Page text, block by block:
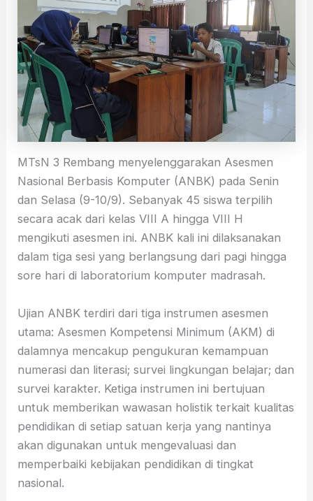
MTsN 3 Rembang menyelenggarakan Asesmen
Nasional Berbasis Komputer (ANBK) pada Senin
dan Selasa (9-10/9). Sebanyak 45 siswa terpilih
secara acak dari kelas VIII A hingga VIII H
mengikuti asesmen ini. ANBK kali ini dilaksanakan
dalam tiga sesi yang berlangsung dari pagi hingga
sore hari di laboratorium komputer madrasah.
Ujian ANBK terdiri dari tiga instrumen asesmen
utama: Asesmen Kompetensi Minimum (AKM) di
dalamnya mencakup pengukuran kemampuan
numerasi dan literasi; survei lingkungan belajar; dan
survei karakter. Ketiga instrumen ini bertujuan
untuk memberikan wawasan holistik terkait kualitas
pendidikan di setiap satuan kerja yang nantinya
akan digunakan untuk mengevaluasi dan
memperbaiki kebijakan pendidikan di tingkat
nasional.